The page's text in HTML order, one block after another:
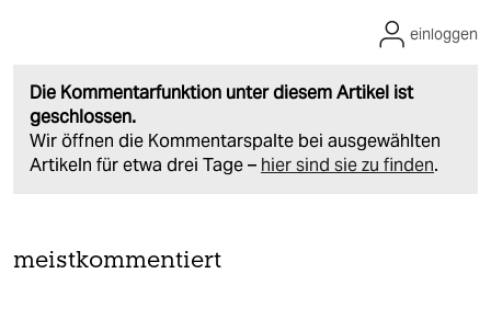
Die Kommentarfunktion unter diesem Artikel ist
geschlossen.
Wir öffnen die Kommentarspalte bei ausgewählten
Artikeln für etwa drei Tage – hier sind sie zu finden.
einloggen
meistkommentiert